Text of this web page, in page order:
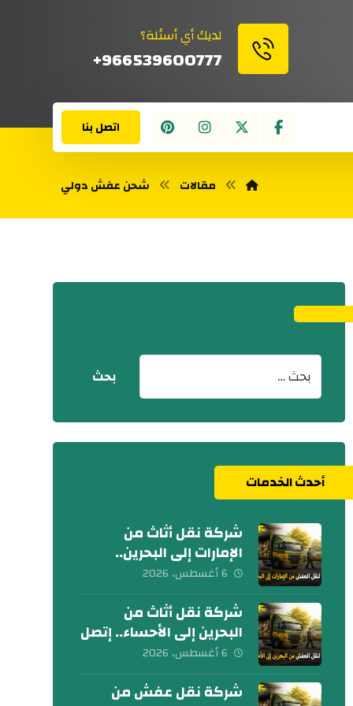
لديك أي أسئلة؟
966539600777+
اتصل بنا
مقالات شحن عفش دولي
أحدث الخدمات
شركة نقل أثاث من
الإمارات إلى البحرين..
كلمنا الآن
6 أغسطس، 2026
شركة نقل أثاث من
البحرين إلى الأحساء.. إتصل
بنا الآن
6 أغسطس، 2026
شركة نقل عفش من